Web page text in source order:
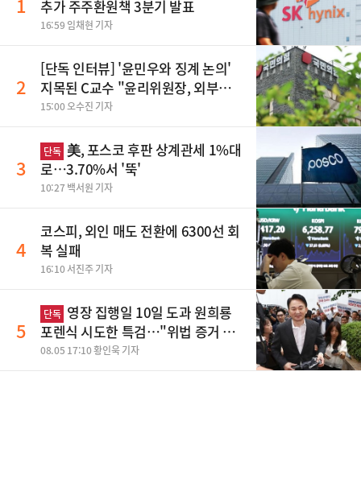
추가 주주환원책 3분기 발표
16:59 임채현 기자
2
[단독 인터뷰] '윤민우와 징계 논의'
지목된 C교수 "윤리위원장, 외부와
논의 잘못된 행위"
15:00 오수진 기자
3
단독 美, 포스코 후판 상계관세 1%대
로…3.70%서 '뚝'
10:27 백서원 기자
4
코스피, 외인 매도 전환에 6300선 회
복 실패
16:10 서진주 기자
5
단독 영장 집행일 10일 도과 원희룡
포렌식 시도한 특검…"위법 증거 수
집" 지적
08.05 17:10 황인욱 기자